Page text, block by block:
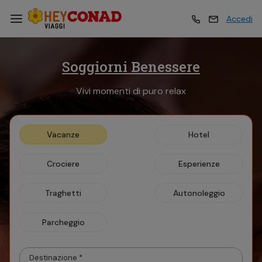
Vacanze
Esperienze
Crociere
Accedi
Esperienze
Crociere
Soggiorni Benessere
Vivi momenti di puro relax
Vacanze Hotel
Crociere Esperienze
Traghetti Autonoleggio
Parcheggio
Destinazione *